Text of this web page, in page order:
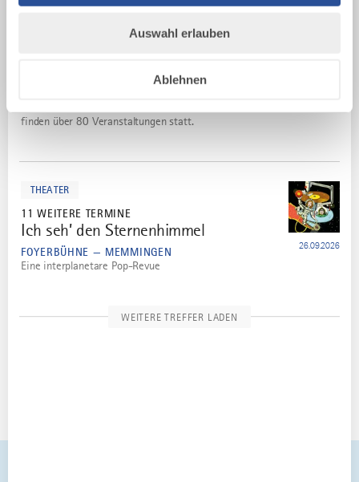
Auswahl erlauben
Ablehnen
kulTOUR-tage Unterallgäu 2026
finden über 80 Veranstaltungen statt.
mehr
THEATER
11 WEITERE TERMINE
9
Ich seh’ den Sternenhimmel
FOYERBÜHNE — MEMMINGEN 26.09.2026
Eine interplanetare Pop-Revue
WEITERE TREFFER LADEN